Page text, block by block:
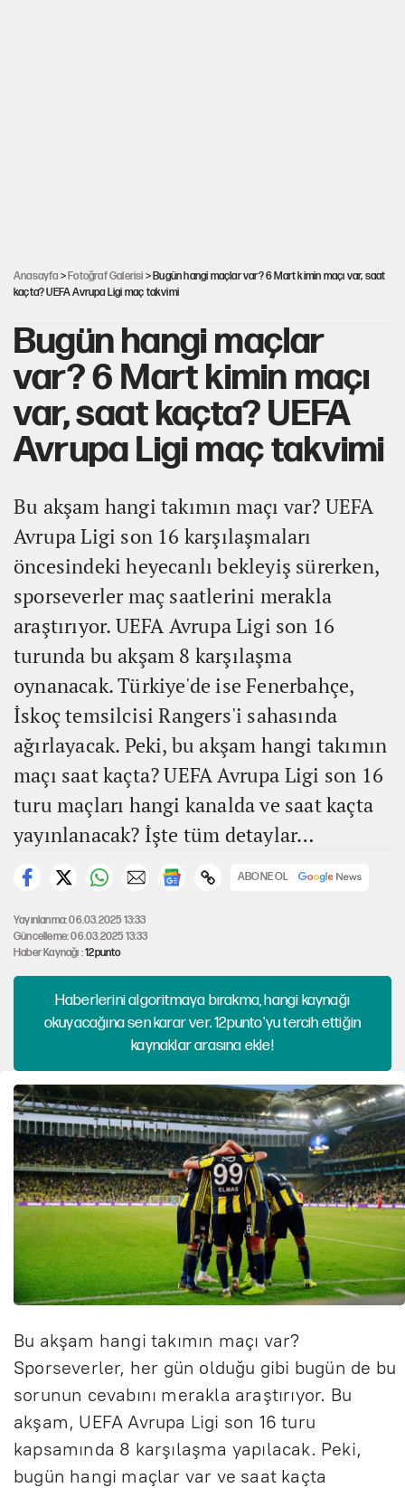
Anasayfa >Fotoğraf Galerisi > Bugün hangi maçlar var? 6 Mart kimin maçı var, saat
kaçta? UEFA Avrupa Ligi maç takvimi
Bugün hangi maçlar
var? 6 Mart kimin maçı
var, saat kaçta? UEFA
Avrupa Ligi maç takvimi
Bu akşam hangi takımın maçı var? UEFA
Avrupa Ligi son 16 karşılaşmaları
öncesindeki heyecanlı bekleyiş sürerken,
sporseverler maç saatlerini merakla
araştırıyor. UEFA Avrupa Ligi son 16
turunda bu akşam 8 karşılaşma
oynanacak. Türkiye'de ise Fenerbahçe,
İskoç temsilcisi Rangers'i sahasında
ağırlayacak. Peki, bu akşam hangi takımın
maçı saat kaçta? UEFA Avrupa Ligi son 16
turu maçları hangi kanalda ve saat kaçta
yayınlanacak? İşte tüm detaylar…
ABONE OL
Yayınlanma: 06.03.2025 13:33
Güncelleme: 06.03.2025 13:33
Haber Kaynağı :12punto
Haberlerini algoritmaya bırakma, hangi kaynağı
okuyacağına sen karar ver. 12punto'yu tercih ettiğin
kaynaklar arasına ekle!
Bu akşam hangi takımın maçı var?
Sporseverler, her gün olduğu gibi bugün de bu
sorunun cevabını merakla araştırıyor. Bu
akşam, UEFA Avrupa Ligi son 16 turu
kapsamında 8 karşılaşma yapılacak. Peki,
bugün hangi maçlar var ve saat kaçta